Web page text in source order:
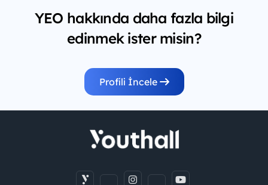
YEO hakkında daha fazla bilgi
edinmek ister misin?
Profili İncele